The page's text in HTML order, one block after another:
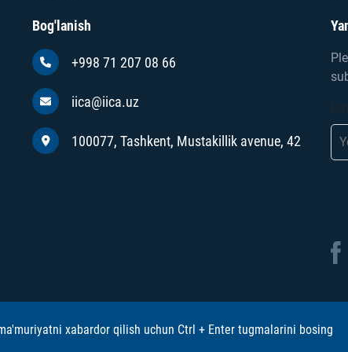
Bog'lanish
+998 71 207 08 66
iica@iica.uz
100077, Tashkent, Mustakillik avenue, 42
xabardor qilish uchun Ctrl + Enter tugmalarini bosing